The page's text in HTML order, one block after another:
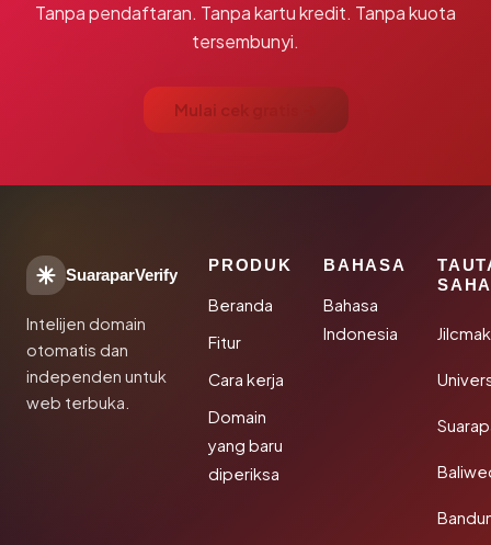
Tanpa pendaftaran. Tanpa kartu kredit. Tanpa kuota
tersembunyi.
Mulai cek gratis →
SuaraparVerify
Intelijen domain
otomatis dan
independen untuk
web terbuka.
PRODUK
Beranda
Fitur
Cara kerja
Domain
yang baru
diperiksa
BAHASA
Bahasa
Indonesia